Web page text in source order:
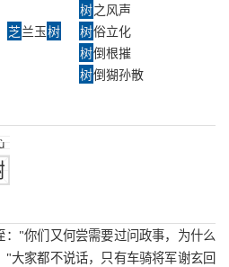
芝兰玉树
树之风声
树俗立化
树倒根摧
树倒猢孙散
"你们又何尝需要过问政事，为什么
"大家都不说话，只有车骑将军谢玄回